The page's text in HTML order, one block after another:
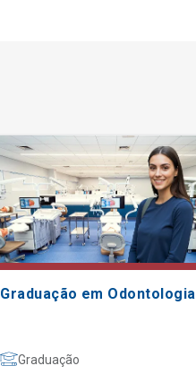
Graduação em Odontologia
Graduação